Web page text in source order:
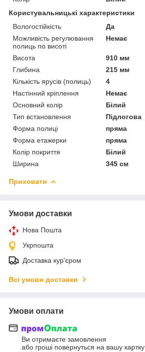
Користувальницькі характеристики
Вологостійкість
Да
Можливість регулювання
полиць по висоті
Немає
Висота
910 мм
Глибина
215 мм
Кількість ярусів (полиць)
4
Настінний кріплення
Немає
Основний колір
Білий
Тип встановлення
Підлогова
Форма полиці
пряма
Форма етажерки
пряма
Колір покриття
Білий
Ширина
345 см
Приховати
Умови доставки
Нова Пошта
Укрпошта
Доставка кур'єром
Всі умови доставки
Умови оплати
Ви отримаєте замовлення
або гроші повернуться на вашу картку